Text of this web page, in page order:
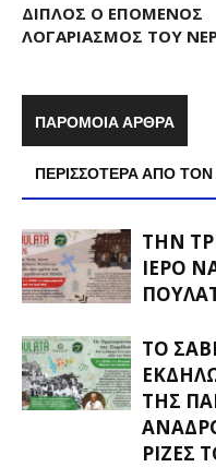
ΔΙΠΛΌΣ Ο ΕΠΌΜΕΝΟΣ
ΛΟΓΑΡΙΑΣΜΌΣ ΤΟΥ
ΠΑΡΟΜΟΙΑ ΑΡΘΡΑ
ΠΕΡΙΣΣΟΤΕΡΑ ΑΠΟ
ΤΗΝ
ΙΕΡΌ
ΤΟ
ΤΗΣ
ΡΊΖΕΣ